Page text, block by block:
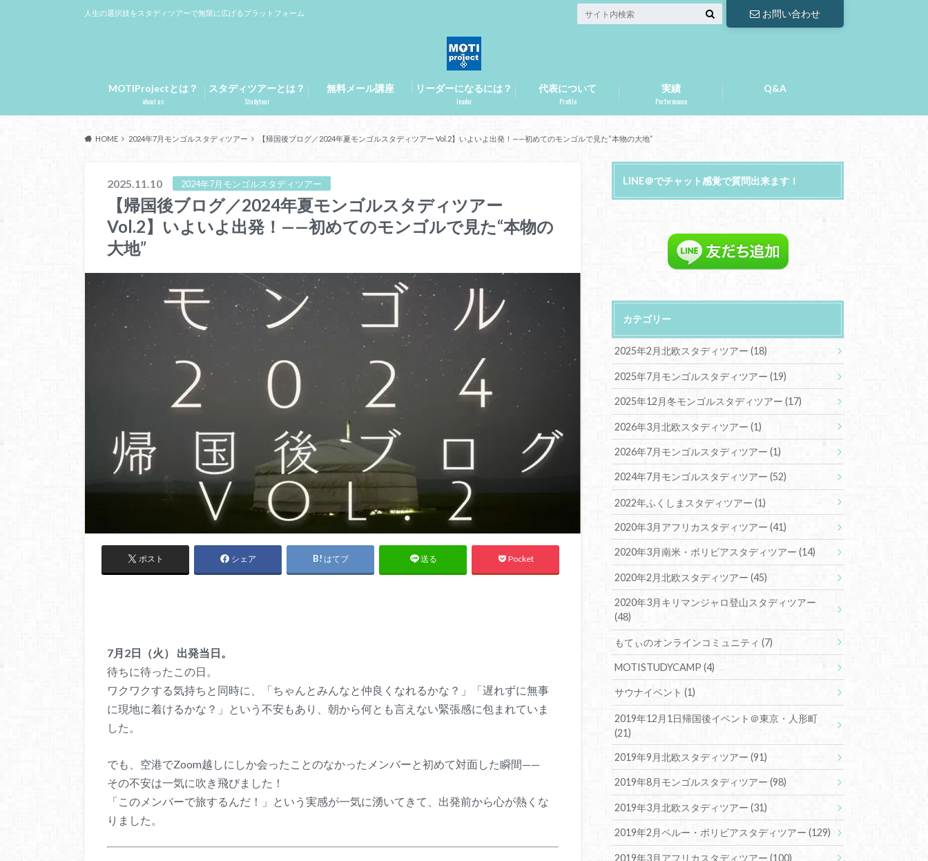
人生の選択肢をスタディツアーで無限に広げるプラットフォーム お問い合わせ
MOTIProjectとは？
about us
スタディツアーとは？
Studytour
無料メール講座 リーダーになるには？
leader
代表について
Profile
実績
Performance
Q&A
HOME 2024年7月モンゴルスタディツアー 【帰国後ブログ／2024年夏モンゴルスタディツアー Vol.2】いよいよ出発！——初めてのモンゴルで見た“本物の大地”
2025.11.10 2024年7月モンゴルスタディツアー
【帰国後ブログ／2024年夏モンゴルスタディツアー
Vol.2】いよいよ出発！——初めてのモンゴルで見た“本物の
大地”
ポスト シェア はてブ 送る Pocket
7月2日（火） 出発当日。
待ちに待ったこの日。
ワクワクする気持ちと同時に、「ちゃんとみんなと仲良くなれるかな？」「遅れずに無事
に現地に着けるかな？」という不安もあり、朝から何とも言えない緊張感に包まれていま
した。
でも、空港でZoom越しにしか会ったことのなかったメンバーと初めて対面した瞬間——
その不安は一気に吹き飛びました！
「このメンバーで旅するんだ！」という実感が一気に湧いてきて、出発前から心が熱くな
りました。
LINE＠でチャット感覚で質問出来ます！
カテゴリー
2025年2月北欧スタディツアー(18)
2025年7月モンゴルスタディツアー(19)
2025年12月冬モンゴルスタディツアー(17)
2026年3月北欧スタディツアー(1)
2026年7月モンゴルスタディツアー(1)
2024年7月モンゴルスタディツアー(52)
2022年ふくしまスタディツアー(1)
2020年3月アフリカスタディツアー(41)
2020年3月南米・ボリビアスタディツアー(14)
2020年2月北欧スタディツアー(45)
2020年3月キリマンジャロ登山スタディツアー
(48)
もてぃのオンラインコミュニティ(7)
MOTISTUDYCAMP(4)
サウナイベント(1)
2019年12月1日帰国後イベント＠東京・人形町
(21)
2019年9月北欧スタディツアー(91)
2019年8月モンゴルスタディツアー(98)
2019年3月北欧スタディツアー(31)
2019年2月ペルー・ボリビアスタディツアー(129)
2019年3月アフリカスタディツアー(100)